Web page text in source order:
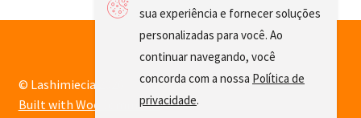
© Lashimiecia 2026
Built with WooCommerce.
sua experiência e fornecer soluções
personalizadas para você. Ao
continuar navegando, você
concorda com a nossa Política de
privacidade.